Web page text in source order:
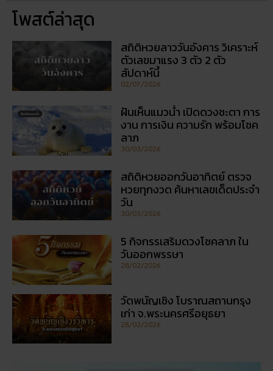
โพสต์ล่าสุด
สถิติหวยลาววันอังคาร วิเคราะห์
ตัวเลขมาแรง 3 ตัว 2 ตัว
สัปดาห์นี้
02/07/2026
ฝันเห็นแมวน้ำ เปิดดวงชะตา การ
งาน การเงิน ความรัก พร้อมโชค
ลาภ
30/03/2026
สถิติหวยออกวันอาทิตย์ ตรวจ
หวยทุกงวด ค้นหาเลขเด็ดประจำ
วัน
30/03/2026
5 กิจกรรเสริมดวงโชคลาภ ใน
วันออกพรรษา
28/02/2026
วัดพนัญเชิง โบราณสถานกรุง
เก่า จ.พระนครศรีอยุธยา
28/02/2026